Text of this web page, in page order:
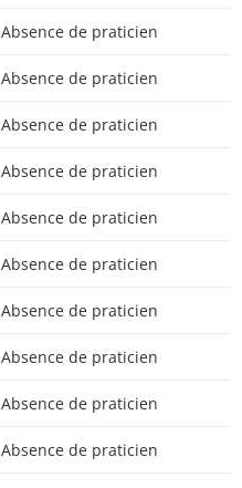
Absence de praticien
Absence de praticien
Absence de praticien
Absence de praticien
Absence de praticien
Absence de praticien
Absence de praticien
Absence de praticien
Absence de praticien
Absence de praticien